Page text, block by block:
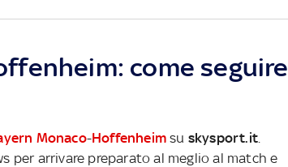
come seguire
Monaco-Hoffenheim su skysport.it
per arrivare preparato al meglio al match e